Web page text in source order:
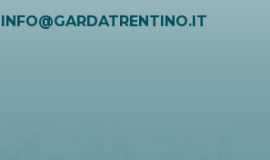
INFO@GARDATRENTINO.IT